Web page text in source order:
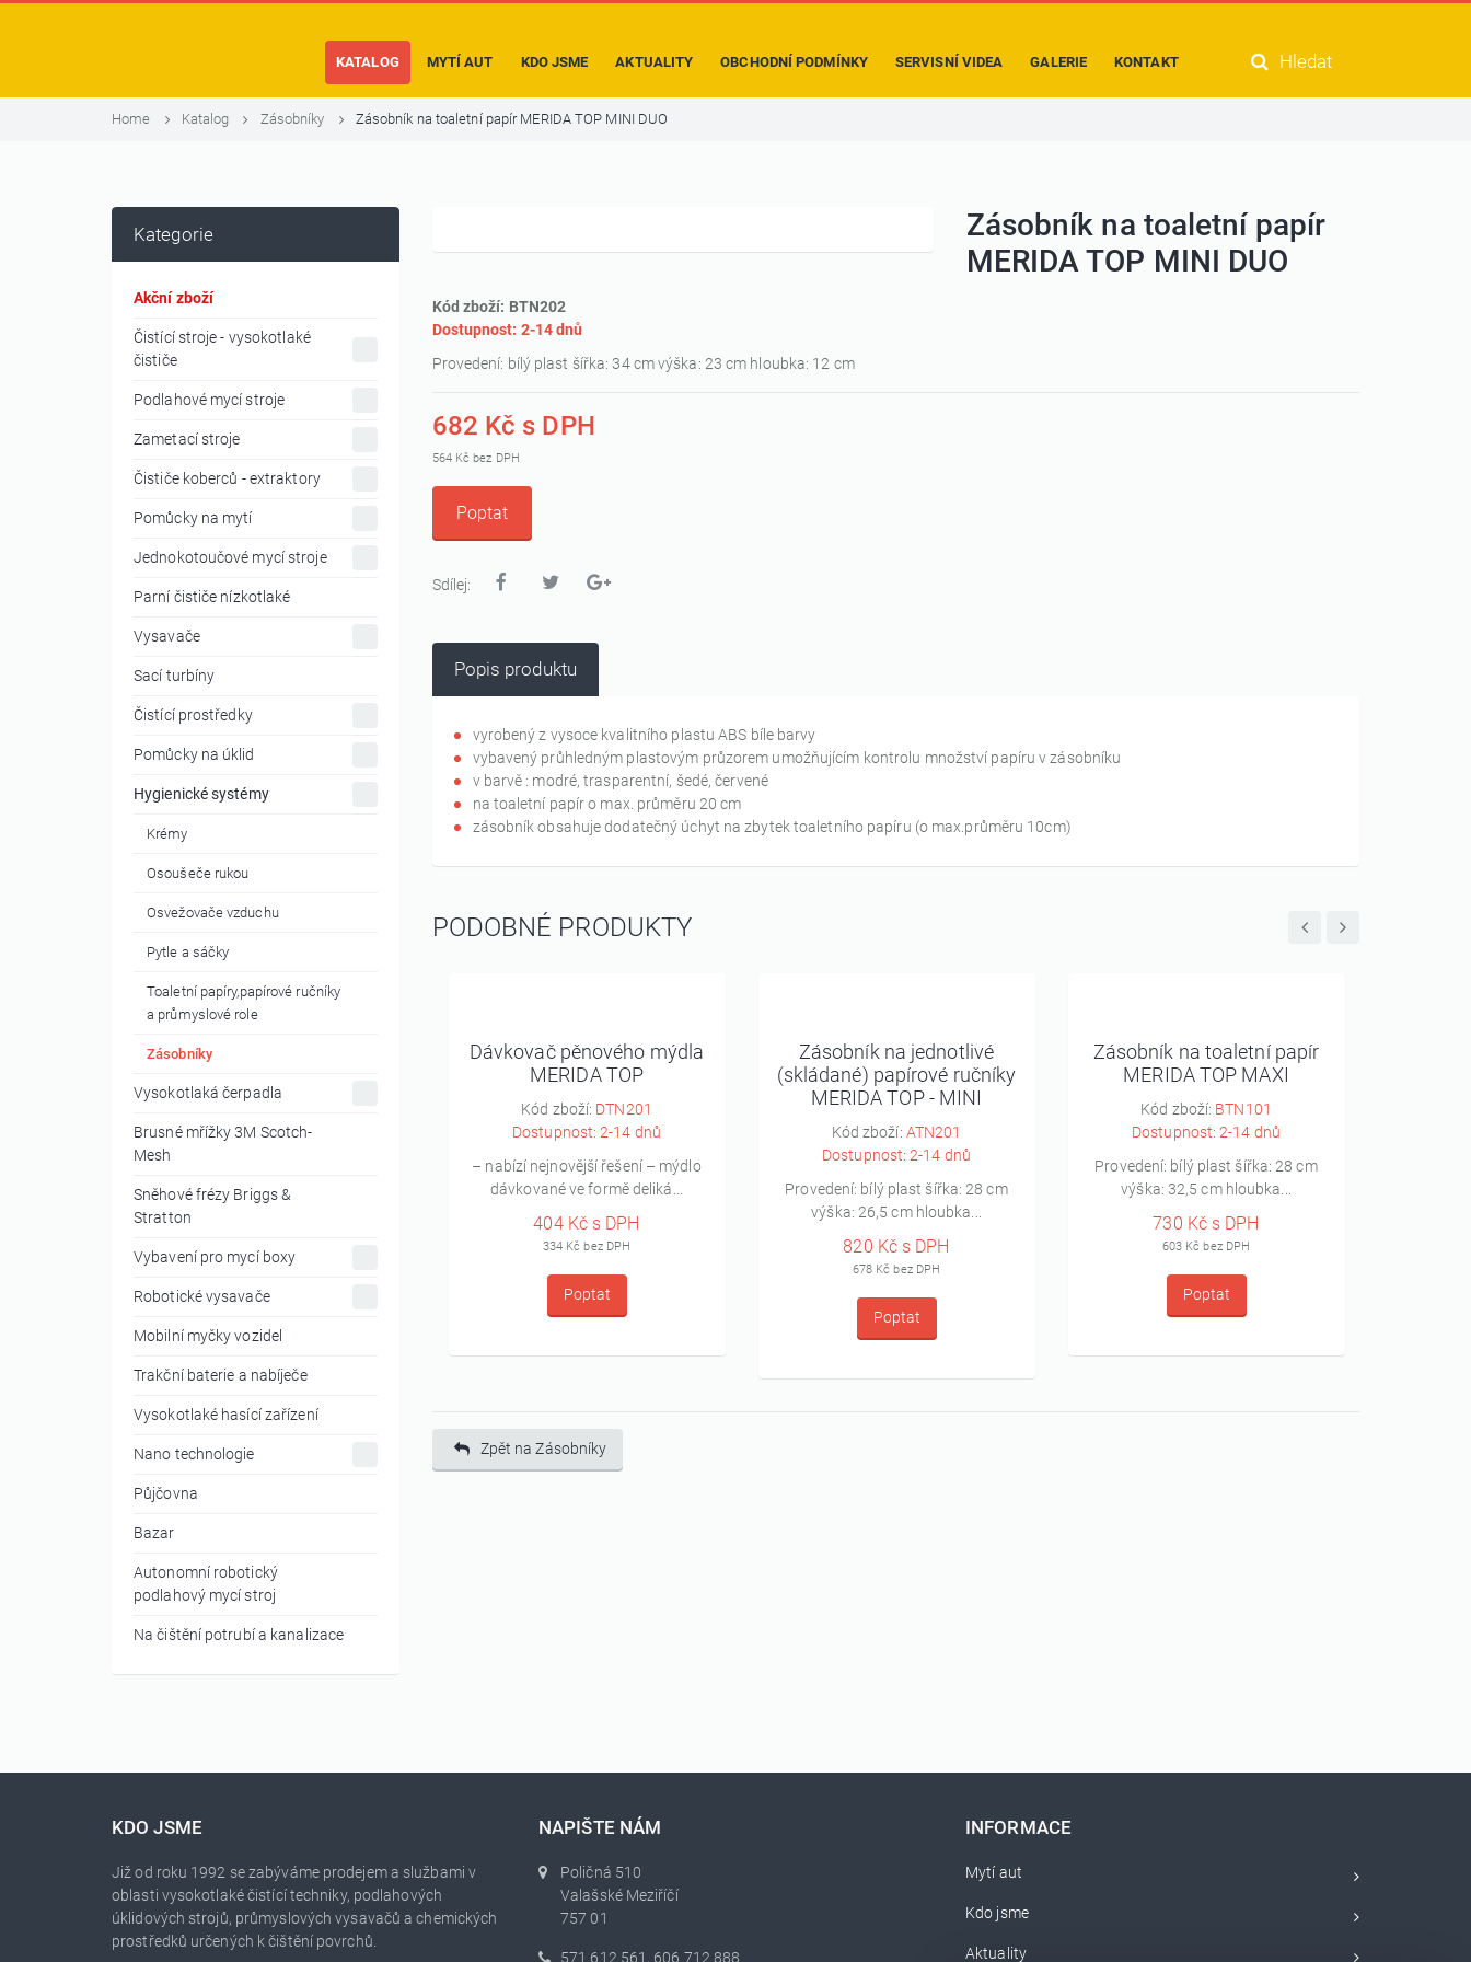
KATALOG MYTÍ AUT KDO JSME AKTUALITY OBCHODNÍ PODMÍNKY SERVISNÍ VIDEA GALERIE KONTAKT Hledat
Home Katalog Zásobníky Zásobník na toaletní papír MERIDA TOP MINI DUO
Kategorie
Akční zboží
Čistící stroje - vysokotlaké
čističe
Podlahové mycí stroje
Zametací stroje
Čističe koberců - extraktory
Pomůcky na mytí
Jednokotoučové mycí stroje
Parní čističe nízkotlaké
Vysavače
Sací turbíny
Čistící prostředky
Pomůcky na úklid
Hygienické systémy
Krémy
Osoušeče rukou
Osvežovače vzduchu
Pytle a sáčky
Toaletní papíry,papírové ručníky
a průmyslové role
Zásobníky
Vysokotlaká čerpadla
Brusné mřížky 3M Scotch-
Mesh
Sněhové frézy Briggs &
Stratton
Vybavení pro mycí boxy
Robotické vysavače
Mobilní myčky vozidel
Trakční baterie a nabíječe
Vysokotlaké hasící zařízení
Nano technologie
Půjčovna
Bazar
Autonomní robotický
podlahový mycí stroj
Na čištění potrubí a kanalizace
Zásobník na toaletní papír
MERIDA TOP MINI DUO
Kód zboží: BTN202
Dostupnost: 2-14 dnů
Provedení: bílý plast šířka: 34 cm výška: 23 cm hloubka: 12 cm
682 Kč s DPH
564 Kč bez DPH
Poptat
Sdílej:
Popis produktu
vyrobený z vysoce kvalitního plastu ABS bíle barvy
vybavený průhledným plastovým průzorem umožňujícím kontrolu množství papíru v zásobníku
v barvě : modré, trasparentní, šedé, červené
na toaletní papír o max. průměru 20 cm
zásobník obsahuje dodatečný úchyt na zbytek toaletního papíru (o max.průměru 10cm)
PODOBNÉ PRODUKTY
Dávkovač pěnového mýdla
MERIDA TOP
Kód zboží: DTN201
Dostupnost: 2-14 dnů
– nabízí nejnovější řešení – mýdlo
dávkované ve formě deliká...
404 Kč s DPH
334 Kč bez DPH
Poptat
Zásobník na jednotlivé
(skládané) papírové ručníky
MERIDA TOP - MINI
Kód zboží: ATN201
Dostupnost: 2-14 dnů
Provedení: bílý plast šířka: 28 cm
výška: 26,5 cm hloubka...
820 Kč s DPH
678 Kč bez DPH
Poptat
Zásobník na toaletní papír
MERIDA TOP MAXI
Kód zboží: BTN101
Dostupnost: 2-14 dnů
Provedení: bílý plast šířka: 28 cm
výška: 32,5 cm hloubka...
730 Kč s DPH
603 Kč bez DPH
Poptat
Zpět na Zásobníky
KDO JSME
Již od roku 1992 se zabýváme prodejem a službami v
oblasti vysokotlaké čistící techniky, podlahových
úklidových strojů, průmyslových vysavačů a chemických
prostředků určených k čištění povrchů.
NAPIŠTE NÁM
Poličná 510
Valašské Meziříčí
757 01
571 612 561, 606 712 888
INFORMACE
Mytí aut
Kdo jsme
Aktuality